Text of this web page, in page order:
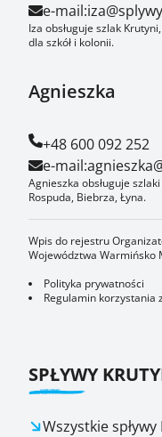
e-mail:
Iza obsługuje szlak
dla szkół i kolonii.
Agnieszka
+48 600 092 252
e-mail:
Agnieszka obsługuje
Rospuda, Biebrza, Łyna.
Wpis do rejestru
Województwa Warmińsko
Polityka prywatności
Regulamin korzystania
SPŁYWY
Wszystkie